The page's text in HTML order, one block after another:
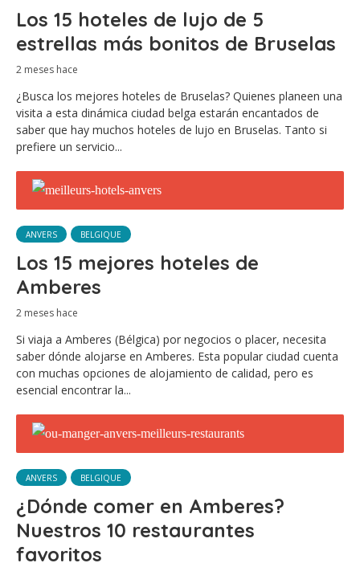
Los 15 hoteles de lujo de 5
estrellas más bonitos de Bruselas
2 meses hace
¿Busca los mejores hoteles de Bruselas? Quienes planeen una
visita a esta dinámica ciudad belga estarán encantados de
saber que hay muchos hoteles de lujo en Bruselas. Tanto si
prefiere un servicio...
ANVERS BELGIQUE
Los 15 mejores hoteles de
Amberes
2 meses hace
Si viaja a Amberes (Bélgica) por negocios o placer, necesita
saber dónde alojarse en Amberes. Esta popular ciudad cuenta
con muchas opciones de alojamiento de calidad, pero es
esencial encontrar la...
ANVERS BELGIQUE
¿Dónde comer en Amberes?
Nuestros 10 restaurantes
favoritos